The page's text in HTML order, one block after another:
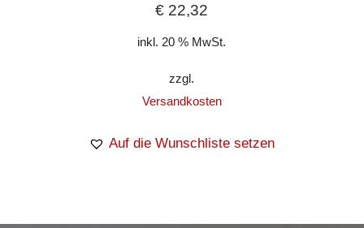
€ 22,32
inkl. 20 % MwSt.
zzgl.
Versandkosten
Auf die Wunschliste setzen